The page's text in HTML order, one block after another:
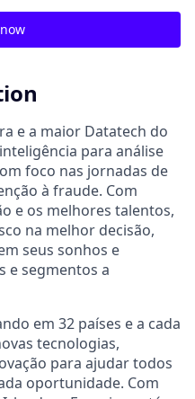
e a maior Datatech do
para análise
foco nas jornadas de
à fraude. Com
e os melhores talentos,
na melhor decisão,
seus sonhos e
e segmentos a
em 32 países e a cada
tecnologias,
para ajudar todos
oportunidade. Com